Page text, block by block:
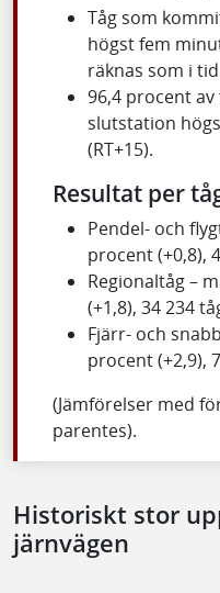
Tåg som
högst fem
räknas som i
96,4 procent
slutstation
(RT+15).
Resultat per
Pendel- och
procent (+0,8),
Regionaltåg –
(+1,8), 34 234
Fjärr- och
procent (+2,9),
(Jämförelser med
parentes).
Historiskt stor
järnvägen